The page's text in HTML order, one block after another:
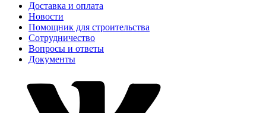
Доставка и оплата
Новости
Помощник для строительства
Сотрудничество
Вопросы и ответы
Документы